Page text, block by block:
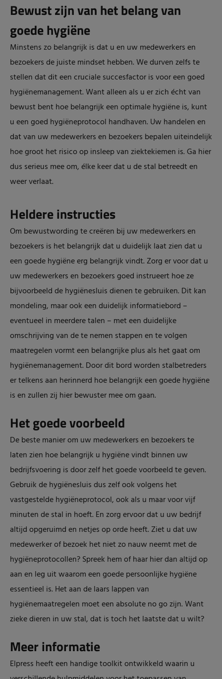
Bewust zijn van het belang van
goede hygiëne
Minstens zo belangrijk is dat u en uw medewerkers en
bezoekers de juiste mindset hebben. We durven zelfs te
stellen dat dit een cruciale succesfactor is voor een goed
hygiënemanagement. Want alleen als u er zich écht van
bewust bent hoe belangrijk een optimale hygiëne is, kunt
u een goed hygiëneprotocol handhaven. Uw handelen en
dat van uw medewerkers en bezoekers bepalen uiteindelijk
hoe groot het risico op insleep van ziektekiemen is. Ga hier
dus serieus mee om, élke keer dat u de stal betreedt en
weer verlaat.
Heldere instructies
Om bewustwording te creëren bij uw medewerkers en
bezoekers is het belangrijk dat u duidelijk laat zien dat u
een goede hygiëne erg belangrijk vindt. Zorg er voor dat u
uw medewerkers en bezoekers goed instrueert hoe ze
bijvoorbeeld de hygiënesluis dienen te gebruiken. Dit kan
mondeling, maar ook een duidelijk informatiebord –
eventueel in meerdere talen – met een duidelijke
omschrijving van de te nemen stappen en te volgen
maatregelen vormt een belangrijke plus als het gaat om
hygiënemanagement. Door dit bord worden stalbetreders
er telkens aan herinnerd hoe belangrijk een goede hygiëne
is en zullen zij hier bewuster mee om gaan.
Het goede voorbeeld
De beste manier om uw medewerkers en bezoekers te
laten zien hoe belangrijk u hygiëne vindt binnen uw
bedrijfsvoering is door zelf het goede voorbeeld te geven.
Gebruik de hygiënesluis dus zelf ook volgens het
vastgestelde hygiëneprotocol, ook als u maar voor vijf
minuten de stal in hoeft. En zorg ervoor dat u uw bedrijf
altijd opgeruimd en netjes op orde heeft. Ziet u dat uw
medewerker of bezoek het niet zo nauw neemt met de
hygiëneprotocollen? Spreek hem of haar hier dan altijd op
aan en leg uit waarom een goede persoonlijke hygiëne
essentieel is. Het aan de laars lappen van
hygiënemaatregelen moet een absolute no go zijn. Want
zieke dieren in uw stal, dat is toch het laatste dat u wilt?
Meer informatie
Elpress heeft een handige toolkit ontwikkeld waarin u